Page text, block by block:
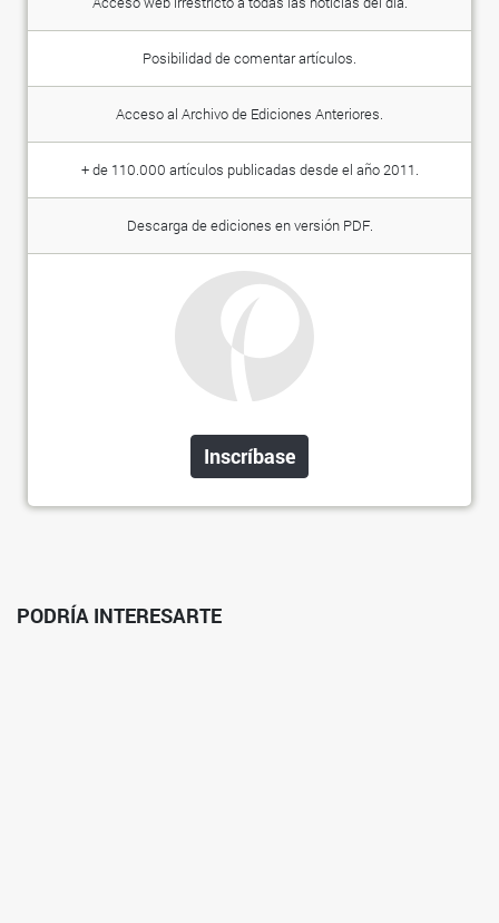
Posibilidad de comentar artículos.
Acceso al Archivo de Ediciones Anteriores.
+ de 110.000 artículos publicadas desde el año 2011.
Descarga de ediciones en versión PDF.
Inscríbase
PODRÍA INTERESARTE